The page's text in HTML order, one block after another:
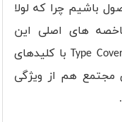
باشیم چرا که لولا
های اصلی این
Typeبا کلیدهای
مجتمع هم از ویژگی